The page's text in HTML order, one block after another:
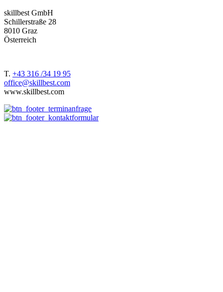
skillbest GmbH
Schillerstraße 28
8010 Graz
Österreich
T. +43 316 /34 19 95
office@skillbest.com
www.skillbest.com